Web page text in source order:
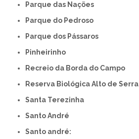
Parque das Nações
Parque do Pedroso
Parque dos Pássaros
Pinheirinho
Recreio da Borda do Campo
Reserva Biológica Alto de Serra
Santa Terezinha
Santo André
Santo andré: